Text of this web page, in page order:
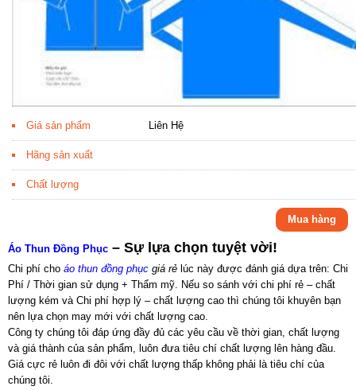
Giá sản phẩm Liên Hệ
Hãng sản xuất
Chất lượng
Mua hàng
Áo Thun Đồng Phục – Sự lựa chọn tuyệt vời!
Chi phí cho áo thun đồng phục giá rẻ lúc này được đánh giá dựa trên: Chi
Phí / Thời gian sử dụng + Thẩm mỹ. Nếu so sánh với chi phí rẻ – chất
lượng kém và Chi phí hợp lý – chất lượng cao thì chúng tôi khuyên bạn
nên lựa chọn may mới với chất lượng cao.
Công ty chúng tôi đáp ứng đầy đủ các yêu cầu về thời gian, chất lượng
và giá thành của sản phẩm, luôn đưa tiêu chí chất lượng lên hàng đầu.
Giá cực rẻ luôn đi đôi với chất lượng thấp không phải là tiêu chí của
chúng tôi.